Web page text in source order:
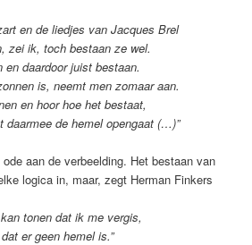
en de liedjes van Jacques Brel
zei ik, toch bestaan ze wel.
daardoor juist bestaan.
is, neemt men zomaar aan.
en hoor hoe het bestaat,
daarmee de hemel opengaat (…)”
aan de verbeelding. Het bestaan van
logica in, maar, zegt Herman Finkers
tonen dat ik me vergis,
er geen hemel is.”